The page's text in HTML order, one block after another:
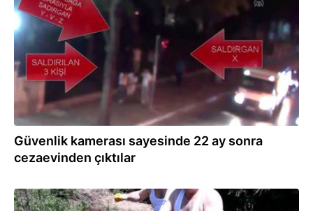
Güvenlik kamerası sayesinde 22 ay sonra
cezaevinden çıktılar
22.05.2019